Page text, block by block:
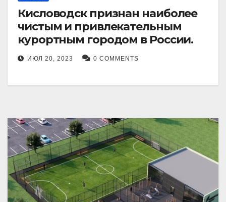
Кисловодск признан наиболее
чистым и привлекательным
курортным городом в России.
ИЮЛ 20, 2023 0 COMMENTS